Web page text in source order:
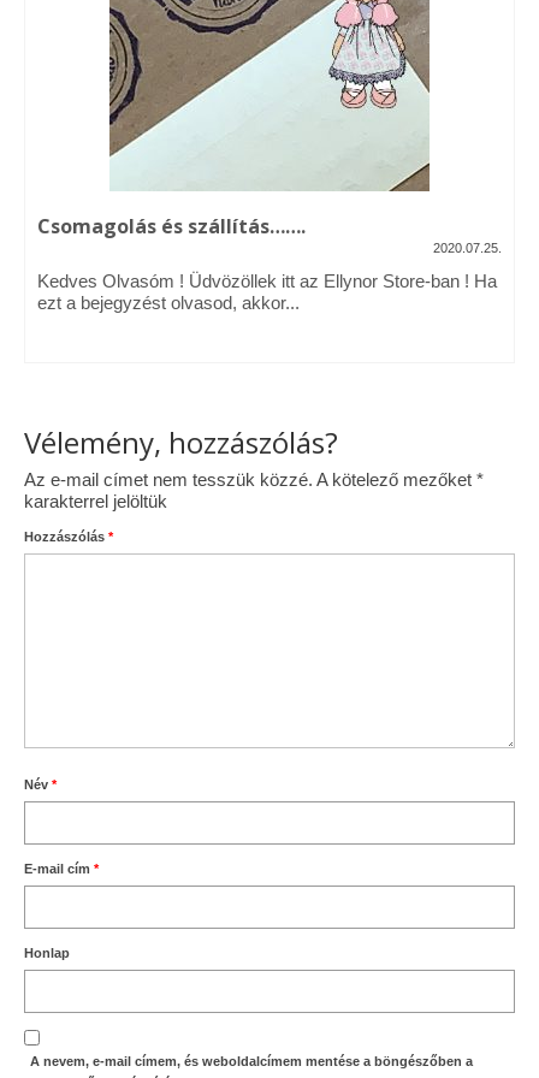
Vásárok, ahol velem is találkozhattál…
Alapanyagok, kellékek
A termékek tisztítása
Ellynor története
Adatkezelési tájékoztató
Általános Szerződési Feltételek
Csomagolás és szállítás…….
2020.07.25.
Kedves Olvasóm ! Üdvözöllek itt az Ellynor Store-ban ! Ha
ezt a bejegyzést olvasod, akkor...
Vélemény, hozzászólás?
Az e-mail címet nem tesszük közzé. A kötelező mezőket *
karakterrel jelöltük
Hozzászólás *
Név *
E-mail cím *
Honlap
A nevem, e-mail címem, és weboldalcímem mentése a böngészőben a